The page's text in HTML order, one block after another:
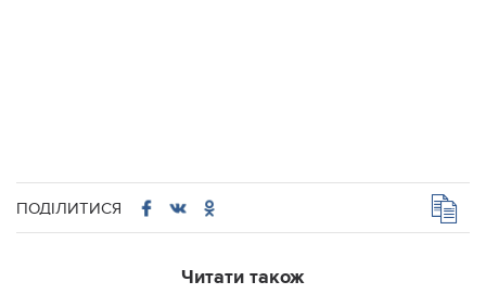
ПОДІЛИТИСЯ
Читати також